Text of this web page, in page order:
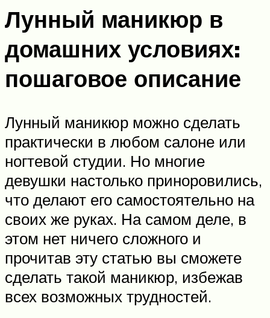
Лунный маникюр в
домашних условиях:
пошаговое описание
Лунный маникюр можно сделать
практически в любом салоне или
ногтевой студии. Но многие
девушки настолько приноровились,
что делают его самостоятельно на
своих же руках. На самом деле, в
этом нет ничего сложного и
прочитав эту статью вы сможете
сделать такой маникюр, избежав
всех возможных трудностей.